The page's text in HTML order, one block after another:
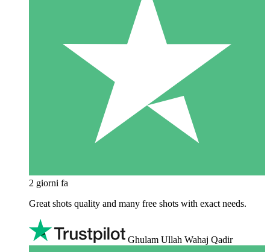
2 giorni fa
Great shots quality and many free shots with exact needs.
Ghulam Ullah Wahaj Qadir